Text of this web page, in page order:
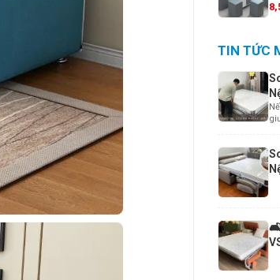
TIN TỨC
🛋️